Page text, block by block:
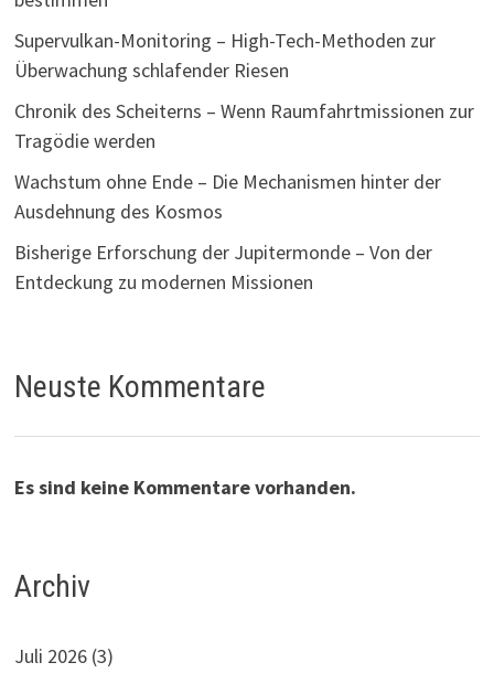
Supervulkan-Monitoring – High-Tech-Methoden zur
Überwachung schlafender Riesen
Chronik des Scheiterns – Wenn Raumfahrtmissionen zur
Tragödie werden
Wachstum ohne Ende – Die Mechanismen hinter der
Ausdehnung des Kosmos
Bisherige Erforschung der Jupitermonde – Von der
Entdeckung zu modernen Missionen
Neuste Kommentare
Es sind keine Kommentare vorhanden.
Archiv
Juli 2026 (3)